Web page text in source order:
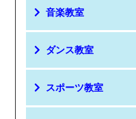
音楽教室
ダンス教室
スポーツ教室